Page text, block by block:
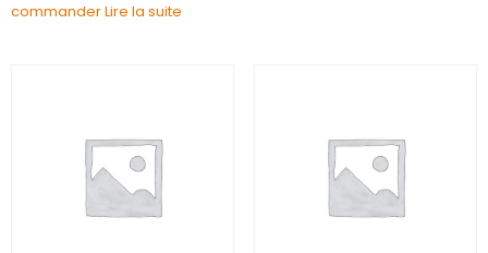
commanderLire la suite